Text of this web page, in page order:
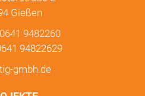
Gießen
0641 9482260
94822629
gmbh.de